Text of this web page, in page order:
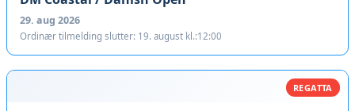
29. aug 2026
Ordinær tilmelding slutter: 19. august kl.:12:00
REGATTA